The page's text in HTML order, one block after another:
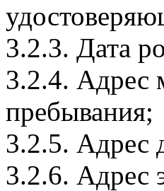
3.2.3. Дата
3.2.4. Адрес
пребывания;
3.2.5. Адрес
3.2.6. Адрес